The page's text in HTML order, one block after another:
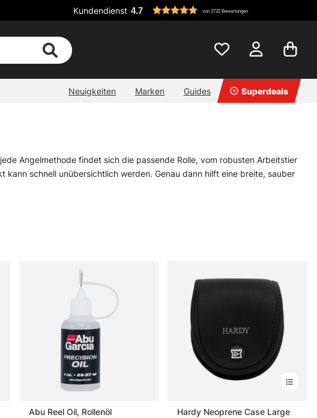
Kundendienst 4.7 von 2732 Bewertungen
Neuigkeiten Marken Guides Superdeals
Angelmethode findet sich die passende Rolle, vom robusten Arbeitstier
schnell unübersichtlich werden. Genau dann hilft eine breite, sauber
ruhig auf langen Strecken, während Multirollen eine direkte, ehrliche
sind, sondern auch, damit mehr Spielraum bleibt, wenn Technik,
Abu Reel Oil, Rollenöl Hardy Neoprene Case Large